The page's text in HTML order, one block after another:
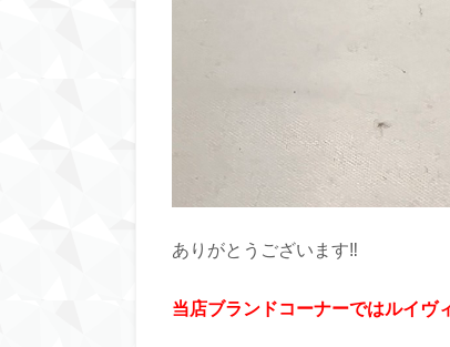
ありがとうございます‼︎
当店ブランドコーナーではルイヴ